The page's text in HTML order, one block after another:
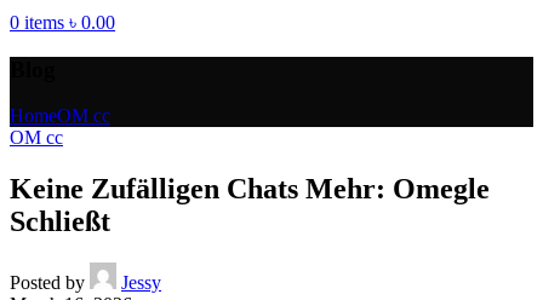
0 items ৳ 0.00
HomeOM cc
OM cc
Keine Zufälligen Chats Mehr: Omegle
Schließt
Posted by
Jessy